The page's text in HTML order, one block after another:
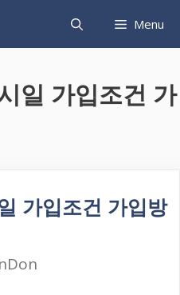
Menu
일 가입조건 가
가입조건 가입방